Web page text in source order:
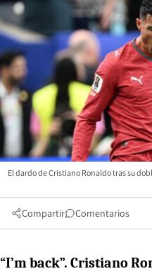
El dardo de Cristiano Ronaldo tras su
Compartir Comentarios
“I’m back”. Cristiano